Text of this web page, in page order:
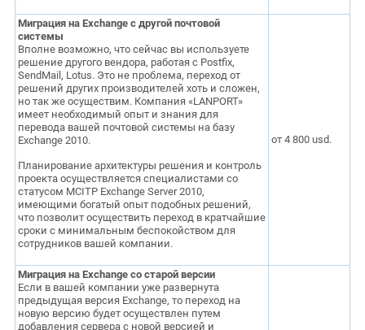
Миграция на Exchange с другой почтовой
системы
Вполне возможно, что сейчас вы используете
решение другого вендора, работая с Postfix,
SendMail, Lotus. Это не проблема, переход от
решений других производителей хоть и сложен,
но так же осуществим. Компания «LANPORT»
имеет необходимый опыт и знания для
перевода вашей почтовой системы на базу
Exchange 2010.
Планирование архитектуры решения и контроль
проекта осуществляется специалистами со
статусом MCITP Exchange Server 2010,
имеющими богатый опыт подобных решений,
что позволит осуществить переход в кратчайшие
сроки с минимальным беспокойством для
сотрудников вашей компании.
от 4 800 usd.
Миграция на Exchange со старой версии
Если в вашей компании уже развернута
предыдущая версия Exchange, то переход на
новую версию будет осуществлен путем
добавления сервера с новой версией и